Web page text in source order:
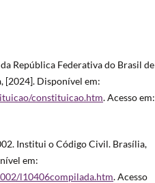
República Federativa do Brasil de
[2024]. Disponível em:
constituicao.htm. Acesso em:
Institui o Código Civil. Brasília,
em:
l10406compilada.htm. Acesso